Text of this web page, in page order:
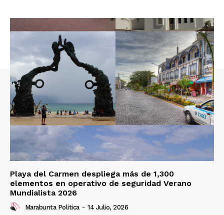
Playa del Carmen despliega más de 1,300
elementos en operativo de seguridad Verano
Mundialista 2026
Marabunta Politica - 14 Julio, 2026